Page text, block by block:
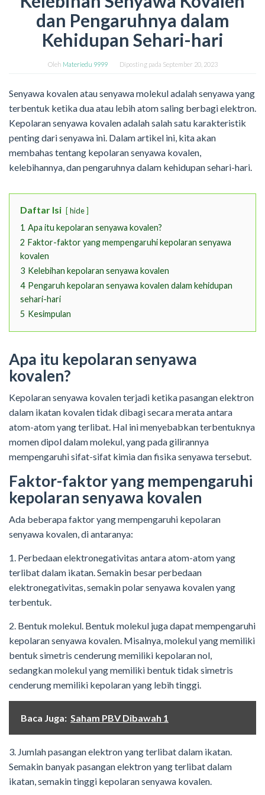
dan Pengaruhnya dalam
Kehidupan Sehari-hari
Oleh Materiedu 9999 Diposting pada September 20, 2023
Senyawa kovalen atau senyawa molekul adalah senyawa yang
terbentuk ketika dua atau lebih atom saling berbagi elektron.
Kepolaran senyawa kovalen adalah salah satu karakteristik
penting dari senyawa ini. Dalam artikel ini, kita akan
membahas tentang kepolaran senyawa kovalen,
kelebihannya, dan pengaruhnya dalam kehidupan sehari-hari.
Daftar Isi hide
1 Apa itu kepolaran senyawa kovalen?
2 Faktor-faktor yang mempengaruhi kepolaran senyawa
kovalen
3 Kelebihan kepolaran senyawa kovalen
4 Pengaruh kepolaran senyawa kovalen dalam kehidupan
sehari-hari
5 Kesimpulan
Apa itu kepolaran senyawa
kovalen?
Kepolaran senyawa kovalen terjadi ketika pasangan elektron
dalam ikatan kovalen tidak dibagi secara merata antara
atom-atom yang terlibat. Hal ini menyebabkan terbentuknya
momen dipol dalam molekul, yang pada gilirannya
mempengaruhi sifat-sifat kimia dan fisika senyawa tersebut.
Faktor-faktor yang mempengaruhi
kepolaran senyawa kovalen
Ada beberapa faktor yang mempengaruhi kepolaran
senyawa kovalen, di antaranya:
1. Perbedaan elektronegativitas antara atom-atom yang
terlibat dalam ikatan. Semakin besar perbedaan
elektronegativitas, semakin polar senyawa kovalen yang
terbentuk.
2. Bentuk molekul. Bentuk molekul juga dapat mempengaruhi
kepolaran senyawa kovalen. Misalnya, molekul yang memiliki
bentuk simetris cenderung memiliki kepolaran nol,
sedangkan molekul yang memiliki bentuk tidak simetris
cenderung memiliki kepolaran yang lebih tinggi.
Baca Juga: Saham PBV Dibawah 1
3. Jumlah pasangan elektron yang terlibat dalam ikatan.
Semakin banyak pasangan elektron yang terlibat dalam
ikatan, semakin tinggi kepolaran senyawa kovalen.